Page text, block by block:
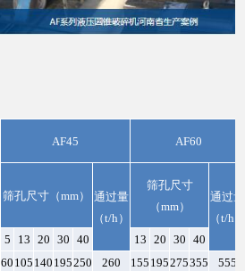
AF45 AF60
筛孔尺寸（mm）
通过量
（t/h）
筛孔尺寸
（mm）
通过量
（t/h
5 13 20 30 40 13 20 30 40
60 105 140 195250 260 155 195275355
555